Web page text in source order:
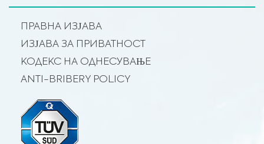
ПРАВНА ИЗЈАВА
ИЗЈАВА ЗА ПРИВАТНОСТ
КОДЕКС НА ОДНЕСУВАЊЕ
ANTI-BRIBERY POLICY